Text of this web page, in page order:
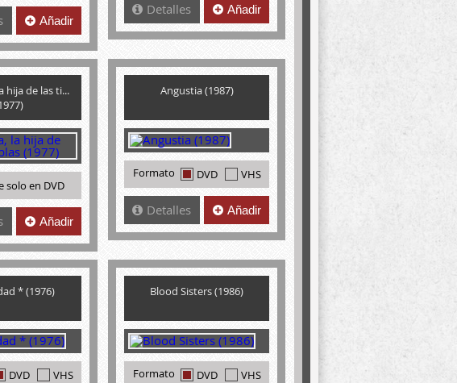
Añadir
Detalles Añadir
hija de las ti...
solo en DVD
Añadir
Angustia (1987)
Formato DVD VHS
Detalles Añadir
* (1976)
DVD VHS
Blood Sisters (1986)
Formato DVD VHS